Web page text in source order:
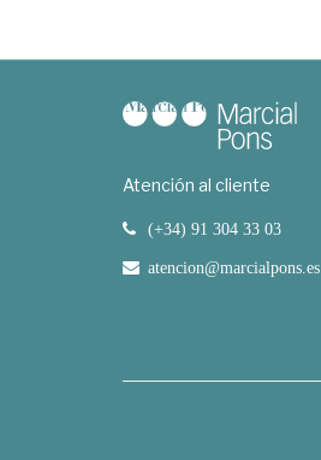
Atención al cliente
(+34) 91 304 33 03
atencion@marcialpons.es